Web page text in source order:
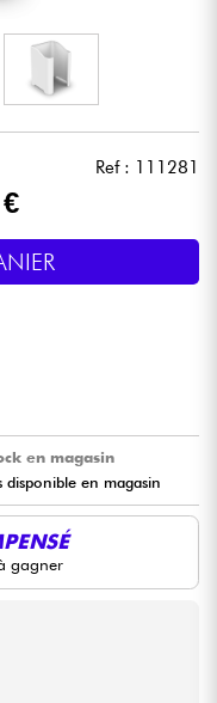
Ref : 111281
en magasin
disponible en magasin
gagner